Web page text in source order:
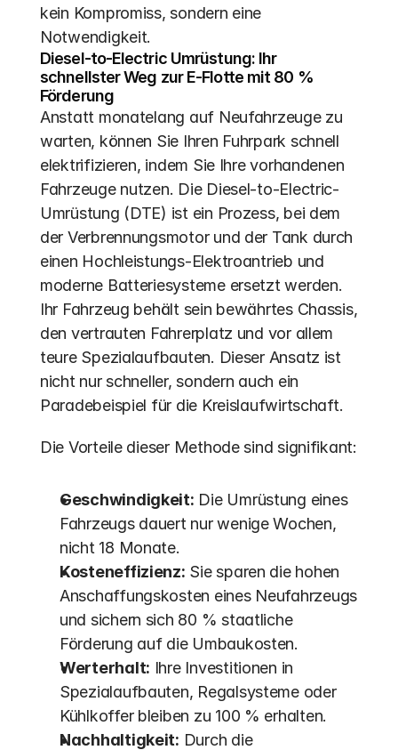
kein Kompromiss, sondern eine
Notwendigkeit.
Diesel-to-Electric Umrüstung: Ihr
schnellster Weg zur E-Flotte mit 80 %
Förderung
Anstatt monatelang auf Neufahrzeuge zu
warten, können Sie Ihren Fuhrpark schnell
elektrifizieren, indem Sie Ihre vorhandenen
Fahrzeuge nutzen. Die Diesel-to-Electric-
Umrüstung (DTE) ist ein Prozess, bei dem
der Verbrennungsmotor und der Tank durch
einen Hochleistungs-Elektroantrieb und
moderne Batteriesysteme ersetzt werden.
Ihr Fahrzeug behält sein bewährtes Chassis,
den vertrauten Fahrerplatz und vor allem
teure Spezialaufbauten. Dieser Ansatz ist
nicht nur schneller, sondern auch ein
Paradebeispiel für die Kreislaufwirtschaft.
Die Vorteile dieser Methode sind signifikant:
Geschwindigkeit: Die Umrüstung eines
Fahrzeugs dauert nur wenige Wochen,
nicht 18 Monate.
Kosteneffizienz: Sie sparen die hohen
Anschaffungskosten eines Neufahrzeugs
und sichern sich 80 % staatliche
Förderung auf die Umbaukosten.
Werterhalt: Ihre Investitionen in
Spezialaufbauten, Regalsysteme oder
Kühlkoffer bleiben zu 100 % erhalten.
Nachhaltigkeit: Durch die